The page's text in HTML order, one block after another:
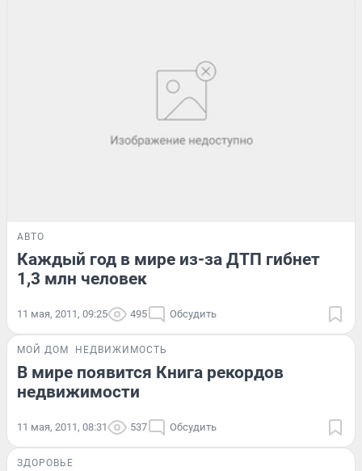
АВТО
Каждый год в мире из-за ДТП гибнет
1,3 млн человек
11 мая, 2011, 09:25 495 Обсудить
МОЙ ДОМ НЕДВИЖИМОСТЬ
В мире появится Книга рекордов
недвижимости
11 мая, 2011, 08:31 537 Обсудить
ЗДОРОВЬЕ